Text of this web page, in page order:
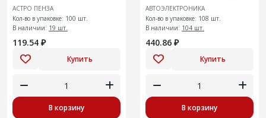
АСТРО ПЕНЗА
Кол-во в упаковке: 100 шт.
В наличии: 19 шт.
119.54 ₽
Купить
В корзину
АВТОЭЛЕКТРОНИКА
Кол-во в упаковке: 108 шт.
В наличии: 104 шт.
440.86 ₽
Купить
В корзину